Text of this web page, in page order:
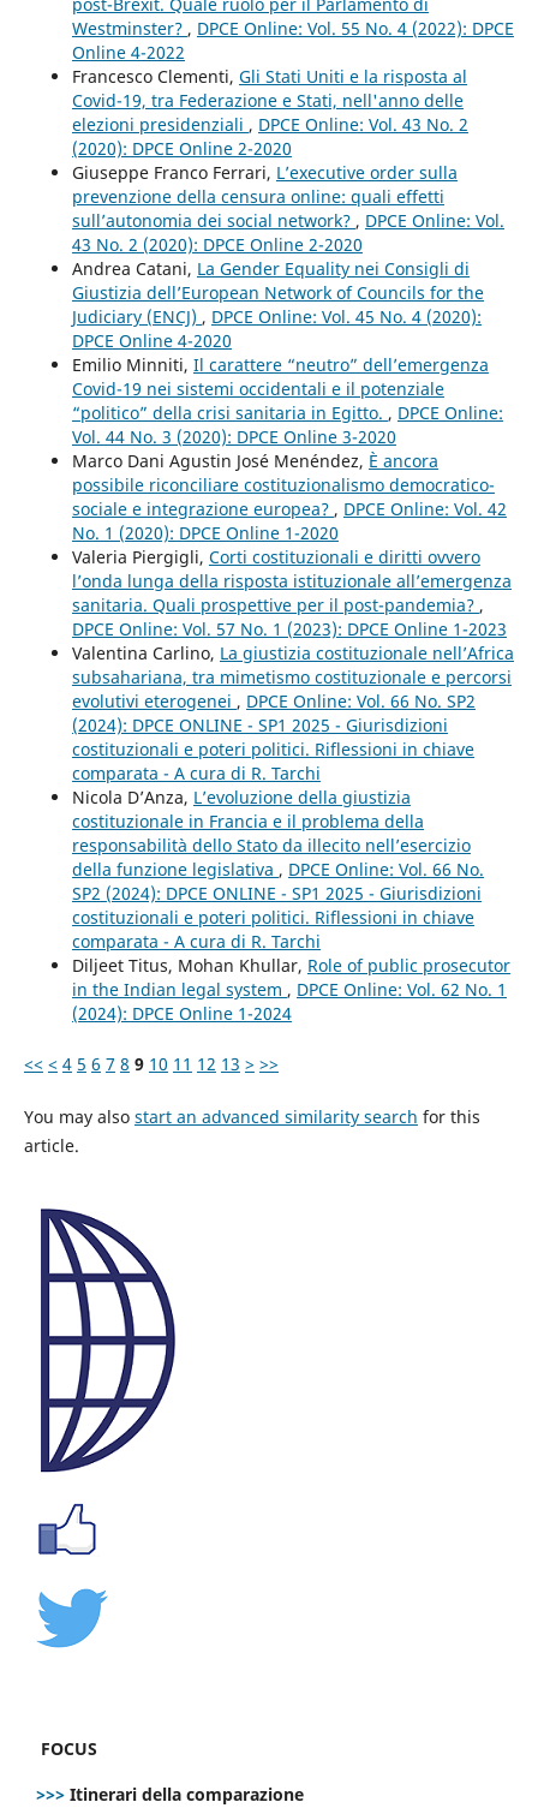
Westminster? , DPCE Online: Vol. 55 No. 4 (2022): DPCE
Online 4-2022
Francesco Clementi, Gli Stati Uniti e la risposta al
Covid-19, tra Federazione e Stati, nell'anno delle
elezioni presidenziali , DPCE Online: Vol. 43 No. 2
(2020): DPCE Online 2-2020
Giuseppe Franco Ferrari, L’executive order sulla
prevenzione della censura online: quali effetti
sull’autonomia dei social network? , DPCE Online: Vol.
43 No. 2 (2020): DPCE Online 2-2020
Andrea Catani, La Gender Equality nei Consigli di
Giustizia dell’European Network of Councils for the
Judiciary (ENCJ) , DPCE Online: Vol. 45 No. 4 (2020):
DPCE Online 4-2020
Emilio Minniti, Il carattere “neutro” dell’emergenza
Covid-19 nei sistemi occidentali e il potenziale
“politico” della crisi sanitaria in Egitto. , DPCE Online:
Vol. 44 No. 3 (2020): DPCE Online 3-2020
Marco Dani Agustin José Menéndez, È ancora
possibile riconciliare costituzionalismo democratico-
sociale e integrazione europea? , DPCE Online: Vol. 42
No. 1 (2020): DPCE Online 1-2020
Valeria Piergigli, Corti costituzionali e diritti ovvero
l’onda lunga della risposta istituzionale all’emergenza
sanitaria. Quali prospettive per il post-pandemia? ,
DPCE Online: Vol. 57 No. 1 (2023): DPCE Online 1-2023
Valentina Carlino, La giustizia costituzionale nell’Africa
subsahariana, tra mimetismo costituzionale e percorsi
evolutivi eterogenei , DPCE Online: Vol. 66 No. SP2
(2024): DPCE ONLINE - SP1 2025 - Giurisdizioni
costituzionali e poteri politici. Riflessioni in chiave
comparata - A cura di R. Tarchi
Nicola D’Anza, L’evoluzione della giustizia
costituzionale in Francia e il problema della
responsabilità dello Stato da illecito nell’esercizio
della funzione legislativa , DPCE Online: Vol. 66 No.
SP2 (2024): DPCE ONLINE - SP1 2025 - Giurisdizioni
costituzionali e poteri politici. Riflessioni in chiave
comparata - A cura di R. Tarchi
Diljeet Titus, Mohan Khullar, Role of public prosecutor
in the Indian legal system , DPCE Online: Vol. 62 No. 1
(2024): DPCE Online 1-2024
<< < 4 5 6 7 8 9 10 11 12 13 > >>
You may also start an advanced similarity search for this
article.
FOCUS
>>> Itinerari della comparazione